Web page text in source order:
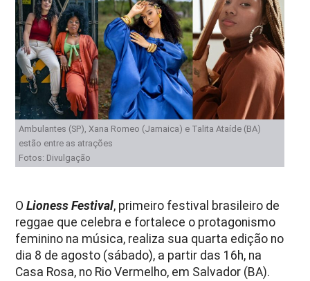
Ambulantes (SP), Xana Romeo (Jamaica) e Talita Ataíde (BA)
estão entre as atrações
Fotos: Divulgação
OLioness Festival, primeiro festival brasileiro de
reggae que celebra e fortalece o protagonismo
feminino na música, realiza sua quarta edição no
dia 8 de agosto (sábado), a partir das 16h, na
Casa Rosa, no Rio Vermelho, em Salvador (BA).